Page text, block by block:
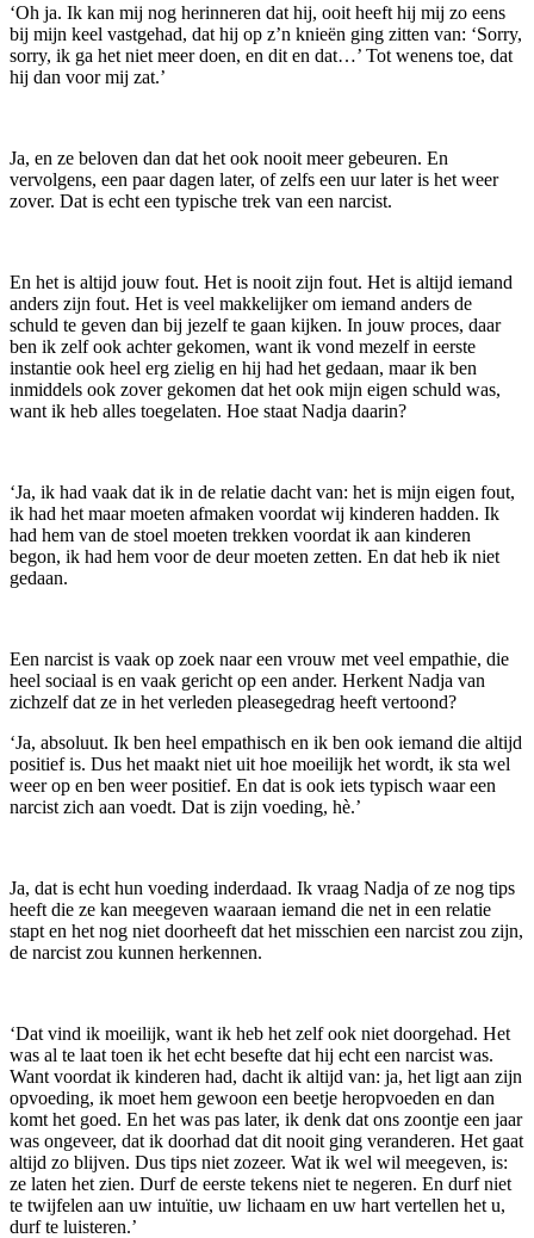
‘Oh ja. Ik kan mij nog herinneren dat hij, ooit heeft hij mij zo eens
bij mijn keel vastgehad, dat hij op z’n knieën ging zitten van: ‘Sorry,
sorry, ik ga het niet meer doen, en dit en dat…’ Tot wenens toe, dat
hij dan voor mij zat.’
Ja, en ze beloven dan dat het ook nooit meer gebeuren. En
vervolgens, een paar dagen later, of zelfs een uur later is het weer
zover. Dat is echt een typische trek van een narcist.
En het is altijd jouw fout. Het is nooit zijn fout. Het is altijd iemand
anders zijn fout. Het is veel makkelijker om iemand anders de
schuld te geven dan bij jezelf te gaan kijken. In jouw proces, daar
ben ik zelf ook achter gekomen, want ik vond mezelf in eerste
instantie ook heel erg zielig en hij had het gedaan, maar ik ben
inmiddels ook zover gekomen dat het ook mijn eigen schuld was,
want ik heb alles toegelaten. Hoe staat Nadja daarin?
‘Ja, ik had vaak dat ik in de relatie dacht van: het is mijn eigen fout,
ik had het maar moeten afmaken voordat wij kinderen hadden. Ik
had hem van de stoel moeten trekken voordat ik aan kinderen
begon, ik had hem voor de deur moeten zetten. En dat heb ik niet
gedaan.
Een narcist is vaak op zoek naar een vrouw met veel empathie, die
heel sociaal is en vaak gericht op een ander. Herkent Nadja van
zichzelf dat ze in het verleden pleasegedrag heeft vertoond?
‘Ja, absoluut. Ik ben heel empathisch en ik ben ook iemand die altijd
positief is. Dus het maakt niet uit hoe moeilijk het wordt, ik sta wel
weer op en ben weer positief. En dat is ook iets typisch waar een
narcist zich aan voedt. Dat is zijn voeding, hè.’
Ja, dat is echt hun voeding inderdaad. Ik vraag Nadja of ze nog tips
heeft die ze kan meegeven waaraan iemand die net in een relatie
stapt en het nog niet doorheeft dat het misschien een narcist zou zijn,
de narcist zou kunnen herkennen.
‘Dat vind ik moeilijk, want ik heb het zelf ook niet doorgehad. Het
was al te laat toen ik het echt besefte dat hij echt een narcist was.
Want voordat ik kinderen had, dacht ik altijd van: ja, het ligt aan zijn
opvoeding, ik moet hem gewoon een beetje heropvoeden en dan
komt het goed. En het was pas later, ik denk dat ons zoontje een jaar
was ongeveer, dat ik doorhad dat dit nooit ging veranderen. Het gaat
altijd zo blijven. Dus tips niet zozeer. Wat ik wel wil meegeven, is:
ze laten het zien. Durf de eerste tekens niet te negeren. En durf niet
te twijfelen aan uw intuïtie, uw lichaam en uw hart vertellen het u,
durf te luisteren.’